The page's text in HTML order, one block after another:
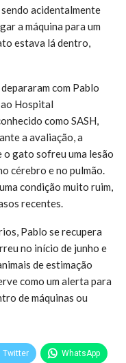
acidentalmente
a máquina para um
estava lá dentro,
com Pablo
Hospital
como SASH,
a avaliação, a
gato sofreu uma lesão
cérebro e no pulmão.
condição muito ruim,
recentes.
Pablo se recupera
no início de junho e
de estimação
como um alerta para
de máquinas ou
Twitter WhatsApp